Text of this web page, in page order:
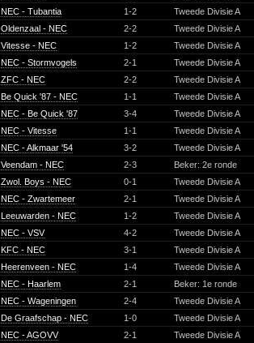
NEC - Tubantia 1-2
Tweede Divisie A
Oldenzaal - NEC 2-2
Tweede Divisie A
Vitesse - NEC 1-2
Tweede Divisie A
NEC - Stormvogels 2-1
Tweede Divisie A
ZFC - NEC 2-2
Tweede Divisie A
Be Quick '87 - NEC 1-1
Tweede Divisie A
NEC - Be Quick '87 3-4
Tweede Divisie A
NEC - Vitesse 1-1
Tweede Divisie A
NEC - Alkmaar '54 3-2
Tweede Divisie A
Veendam - NEC 2-3
Beker: 2e ronde
Zwol. Boys - NEC 0-1
Tweede Divisie A
NEC - Zwartemeer 2-1
Tweede Divisie A
Leeuwarden - NEC 1-2
Tweede Divisie A
NEC - VSV 4-2
Tweede Divisie A
KFC - NEC 3-1
Tweede Divisie A
Heerenveen - NEC 1-4
Tweede Divisie A
NEC - Haarlem 2-1
Beker: 1e ronde
NEC - Wageningen 2-4
Tweede Divisie A
De Graafschap - NEC 1-0
Tweede Divisie A
NEC - AGOVV 2-1
Tweede Divisie A